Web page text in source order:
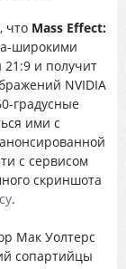
что Mass Effect:
широкими
и получит
NVIDIA
градусные
ими с
с сервисом
скриншота
.
Мак Уолтерс
сопартийцы